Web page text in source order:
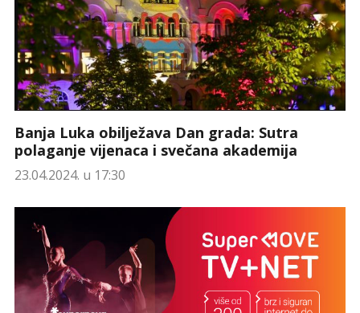
Banja Luka obilježava Dan grada: Sutra
polaganje vijenaca i svečana akademija
23.04.2024. u 17:30